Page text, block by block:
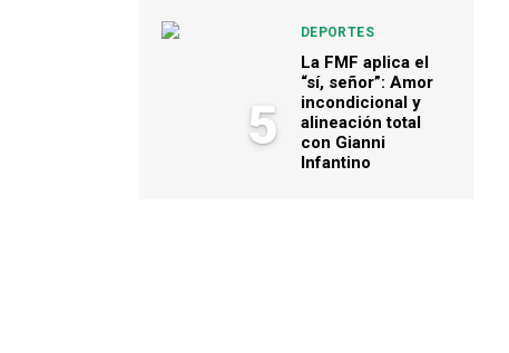
5
DEPORTES
La FMF aplica el
“sí, señor”: Amor
incondicional y
alineación total
con Gianni
Infantino